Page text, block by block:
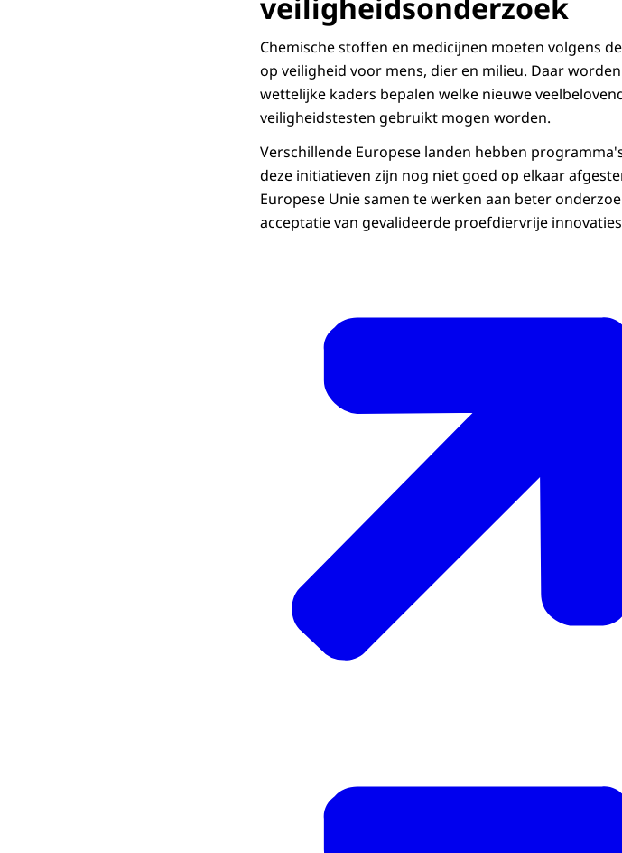
Chemische stoffen en medicijnen moeten volgens
op veiligheid voor mens, dier en milieu. Daar
wettelijke kaders bepalen welke nieuwe
veiligheidstesten gebruikt mogen worden.
Verschillende Europese landen hebben
deze initiatieven zijn nog niet goed op elkaar
Europese Unie samen te werken aan beter
acceptatie van gevalideerde proefdiervrije